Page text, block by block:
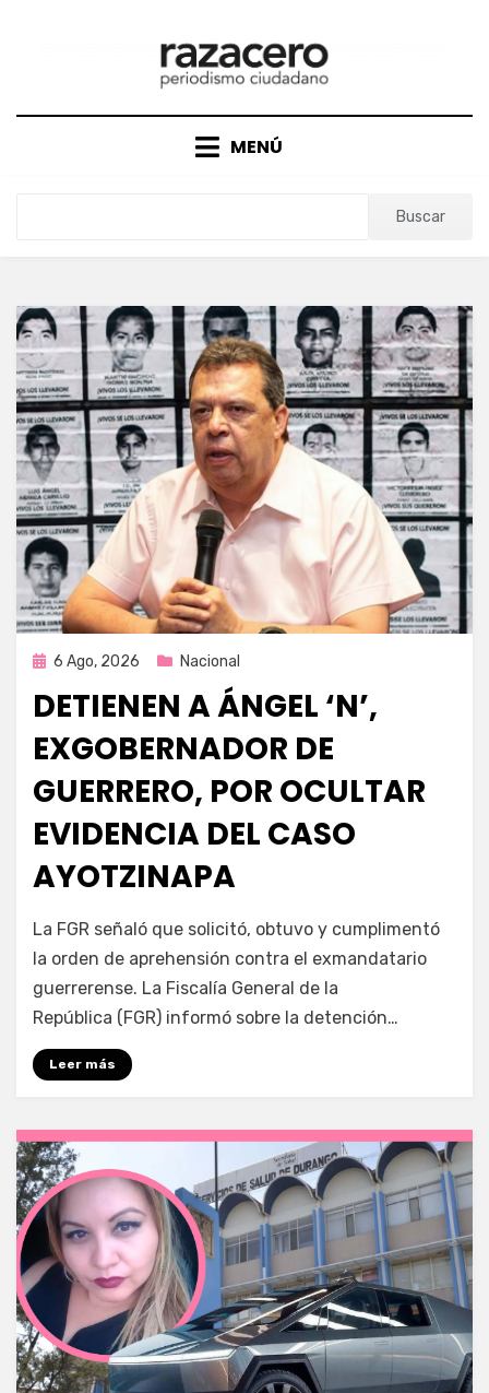
MENÚ
Buscar
Publicada
6 Ago, 2026 Nacional
DETIENEN A ÁNGEL ‘N’,
EXGOBERNADOR DE
GUERRERO, POR OCULTAR
EVIDENCIA DEL CASO
AYOTZINAPA
porFernando Miranda Servín
La FGR señaló que solicitó, obtuvo y cumplimentó
la orden de aprehensión contra el exmandatario
guerrerense. La Fiscalía General de la
República (FGR) informó sobre la detención…
Leer más